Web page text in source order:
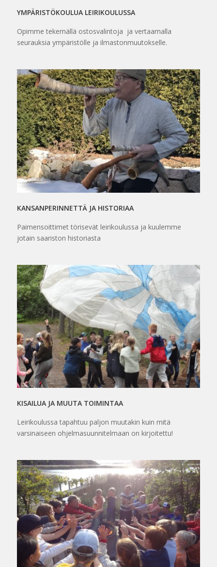
YMPÄRISTÖKOULUA LEIRIKOULUSSA
Opimme tekemällä ostosvalintoja ja vertaamalla
seurauksia ympäristölle ja ilmastonmuutokselle.
KANSANPERINNETTÄ JA HISTORIAA
Paimensoittimet törisevät leirikoulussa ja kuulemme
jotain saariston historiasta
KISAILUA JA MUUTA TOIMINTAA
Leirikoulussa tapahtuu paljon muutakin kuin mitä
varsinaiseen ohjelmasuunnitelmaan on kirjoitettu!